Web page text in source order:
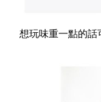
想玩味重一點的話